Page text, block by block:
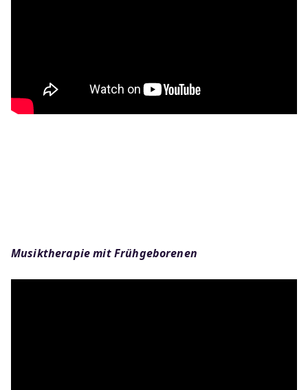
Musiktherapie mit Frühgeborenen